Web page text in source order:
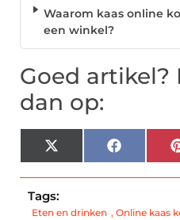
Waarom kaas online
een winkel?
Goed artikel?
dan op:
X
(Twitter)
Facebook
Tags:
Eten en drinken , Online kaas